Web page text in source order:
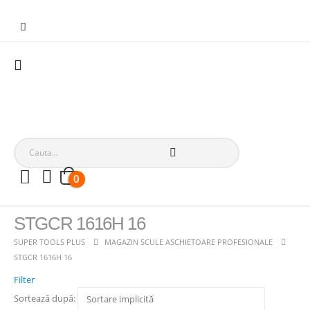
0
STGCR 1616H 16
SUPER TOOLS PLUS
MAGAZIN SCULE ASCHIETOARE PROFESIONALE
STGCR 1616H 16
Filter
Sortează după: